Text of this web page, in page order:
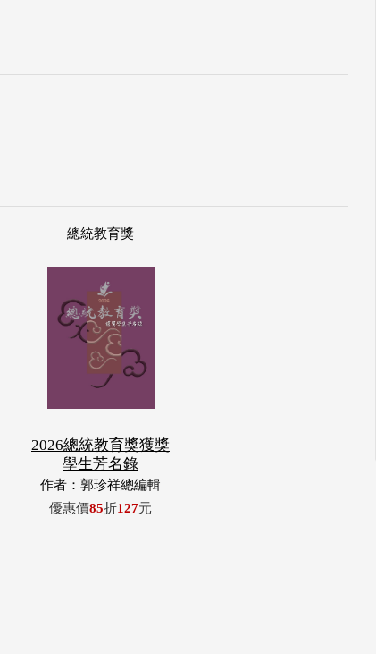
總統教育獎
2026總統教育獎獲獎
學生芳名錄
作者：郭珍祥總編輯
優惠價85折127元